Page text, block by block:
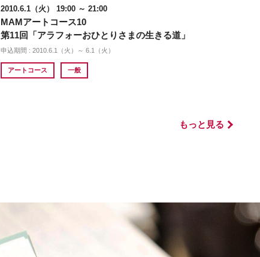
2010.6.1（火） 19:00 ～ 21:00
MAMアートコース10
第11回「アラフォーおひとりさまの生きる道」
申込期間 : 2010.6.1（火）～ 6.1（火）
アートコース 一般
もっと見る